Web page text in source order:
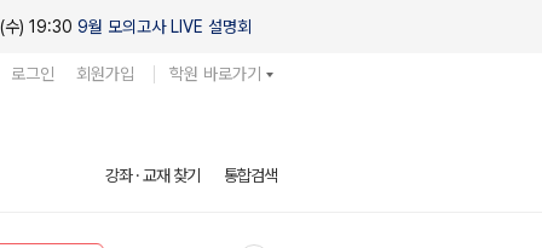
) 19:30 9월 모의고사 LIVE 설명회
로그인 회원가입 학원 바로가기
강좌 · 교재 찾기 통합검색